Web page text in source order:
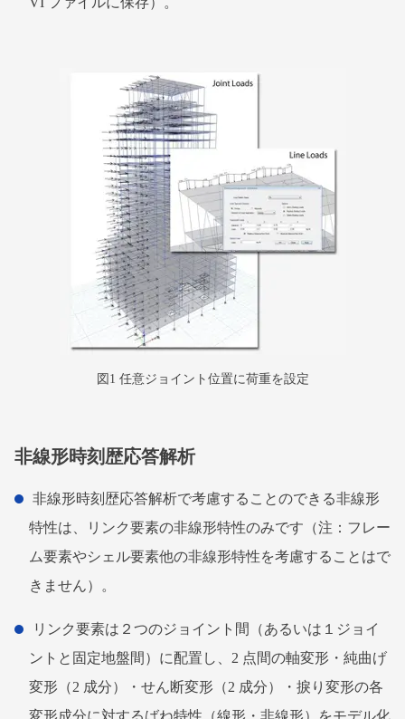
図1 任意ジョイント位置に荷重を設定
非線形時刻歴応答解析
非線形時刻歴応答解析で考慮することのできる非線形
特性は、リンク要素の非線形特性のみです（注：フレー
ム要素やシェル要素他の非線形特性を考慮することはで
きません）。
リンク要素は２つのジョイント間（あるいは１ジョイ
ントと固定地盤間）に配置し、2 点間の軸変形・純曲げ
変形（2 成分）・せん断変形（2 成分）・捩り変形の各
変形成分に対するばね特性（線形・非線形）をモデル化